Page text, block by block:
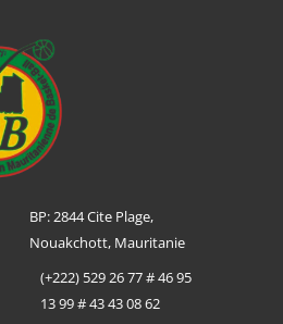
BP: 2844 Cite Plage,
Nouakchott, Mauritanie
(+222) 529 26 77 # 46 95
13 99 # 43 43 08 62